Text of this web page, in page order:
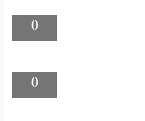
0
0